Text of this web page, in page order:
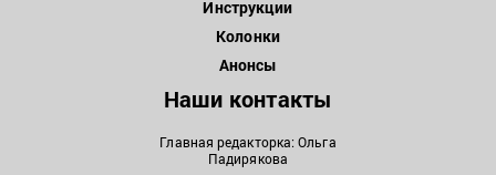
Инструкции
Колонки
Анонсы
Наши контакты
Главная редакторка: Ольга
Падирякова